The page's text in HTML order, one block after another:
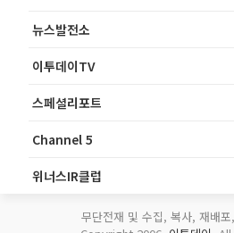
뉴스발전소
이투데이TV
스페셜리포트
Channel 5
위너스IR클럽
무단전재 및 수집, 복사, 재배